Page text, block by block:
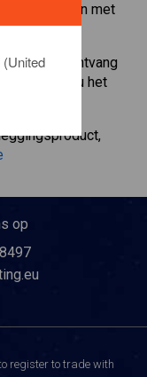
aandelen met
Ainvesting.
Inc.
. Ontvang
alsof u het
op
register to trade with